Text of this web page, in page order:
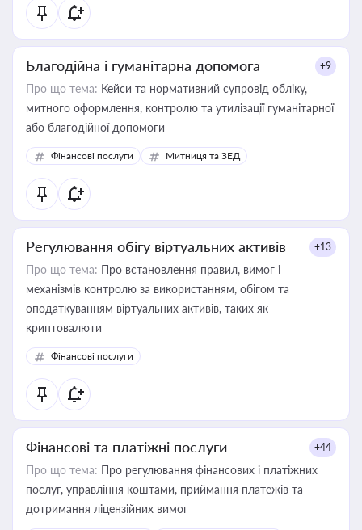
Благодійна і гуманітарна допомога +9
Про що тема: Кейси та нормативний супровід обліку,
митного оформлення, контролю та утилізації гуманітарної
або благодійної допомоги
Фінансові послуги Митниця та ЗЕД
Регулювання обігу віртуальних активів +13
Про що тема: Про встановлення правил, вимог і
механізмів контролю за використанням, обігом та
оподаткуванням віртуальних активів, таких як
криптовалюти
Фінансові послуги
Фінансові та платіжні послуги +44
Про що тема: Про регулювання фінансових і платіжних
послуг, управління коштами, приймання платежів та
дотримання ліцензійних вимог